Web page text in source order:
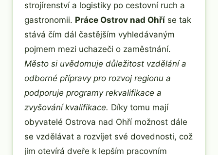
strojírenství a logistiky po cestovní ruch a
gastronomii. Práce Ostrov nad Ohří se tak
stává čím dál častějším vyhledávaným
pojmem mezi uchazeči o zaměstnání.
Město si uvědomuje důležitost vzdělání a
odborné přípravy pro rozvoj regionu a
podporuje programy rekvalifikace a
zvyšování kvalifikace. Díky tomu mají
obyvatelé Ostrova nad Ohří možnost dále
se vzdělávat a rozvíjet své dovednosti, což
jim otevírá dveře k lepším pracovním